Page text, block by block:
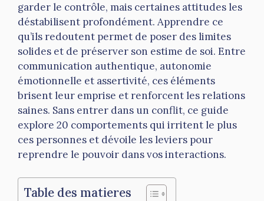
garder le contrôle, mais certaines attitudes les
déstabilisent profondément. Apprendre ce
qu’ils redoutent permet de poser des limites
solides et de préserver son estime de soi. Entre
communication authentique, autonomie
émotionnelle et assertivité, ces éléments
brisent leur emprise et renforcent les relations
saines. Sans entrer dans un conflit, ce guide
explore 20 comportements qui irritent le plus
ces personnes et dévoile les leviers pour
reprendre le pouvoir dans vos interactions.
Table des matieres